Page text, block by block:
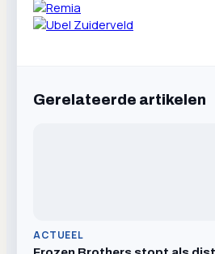
Gerelateerde artikelen
ACTUEEL